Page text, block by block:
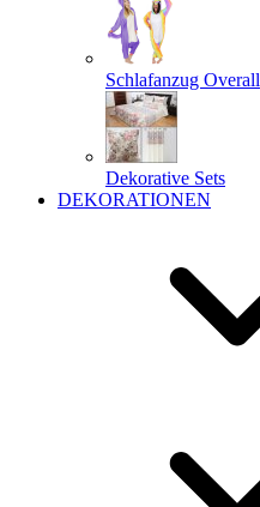
Schlafanzug Overall
Dekorative Sets
DEKORATIONEN